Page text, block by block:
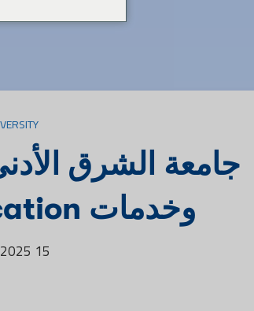
جامعة الشرق
وخدمات Kind Of Education
15 août 2025